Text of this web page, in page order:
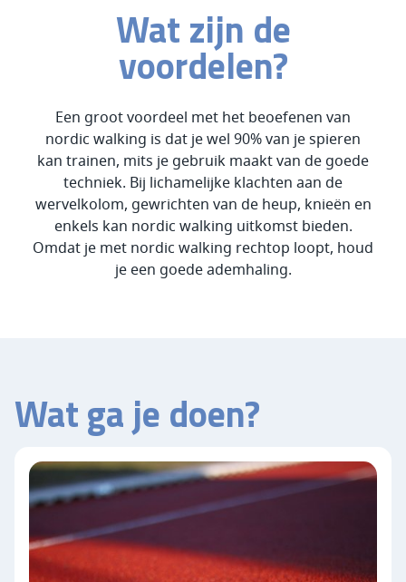
Wat zijn de
voordelen?
Een groot voordeel met het beoefenen van
nordic walking is dat je wel 90% van je spieren
kan trainen, mits je gebruik maakt van de goede
techniek. Bij lichamelijke klachten aan de
wervelkolom, gewrichten van de heup, knieën en
enkels kan nordic walking uitkomst bieden.
Omdat je met nordic walking rechtop loopt, houd
je een goede ademhaling.
Wat ga je doen?